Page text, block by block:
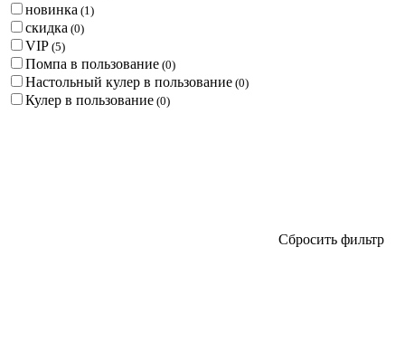
новинка (1 )
скидка (0)
VIP (5)
Помпа в пользование (0)
Настольный кулер в пользование (0)
Кулер в пользование (0)
Сбросить фильтр